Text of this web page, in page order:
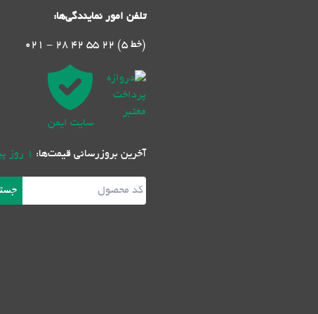
تلفن امور نمایندگی‌ها:
021 - 28 42 55 22 (5 خط)
سایت ایمن
آخرین بروزرسانی قیمت‌ها: 1 روز پیش